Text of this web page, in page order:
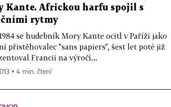
Kante. Africkou harfu spojil s
rytmy
se hudebník Mory Kante ocitl v Paříži jako
přistěhovalec "sans papiers", šest let poté již
Francii na výročí...
▪ 4 min. čtení